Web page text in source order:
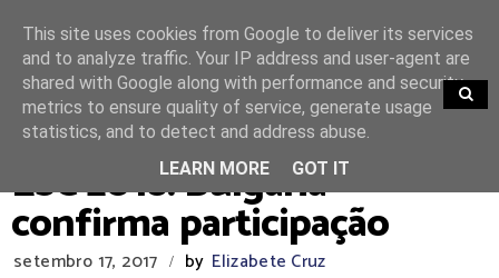
TRENDING
ESC 2018: Bulgária
confirma participação
setembro 17, 2017 / by Elizabete Cruz
This site uses cookies from Google to deliver its services
and to analyze traffic. Your IP address and user-agent are
shared with Google along with performance and security
metrics to ensure quality of service, generate usage
statistics, and to detect and address abuse.
LEARN MORE
GOT IT